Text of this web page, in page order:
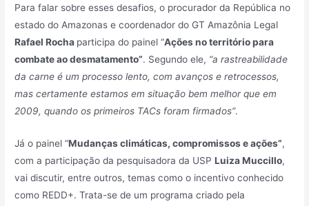
Para falar sobre esses desafios, o procurador da República no
estado do Amazonas e coordenador do GT Amazônia Legal
Rafael Rocha participa do painel “Ações no território para
combate ao desmatamento”. Segundo ele, “a rastreabilidade
da carne é um processo lento, com avanços e retrocessos,
mas certamente estamos em situação bem melhor que em
2009, quando os primeiros TACs foram firmados”.
Já o painel “Mudanças climáticas, compromissos e ações”,
com a participação da pesquisadora da USPLuiza Muccillo,
vai discutir, entre outros, temas como o incentivo conhecido
como REDD+. Trata-se de um programa criado pela